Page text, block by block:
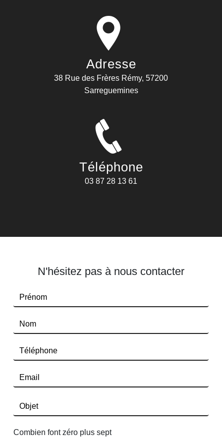
Adresse
38 Rue des Frères Rémy, 57200
Sarreguemines
Téléphone
03 87 28 13 61
N'hésitez pas à nous contacter
Combien font zéro plus sept